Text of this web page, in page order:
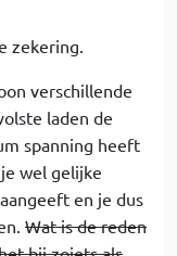
zekering.
verschillende
laden de
spanning heeft
wel gelijke
en je dus
Wat is de reden